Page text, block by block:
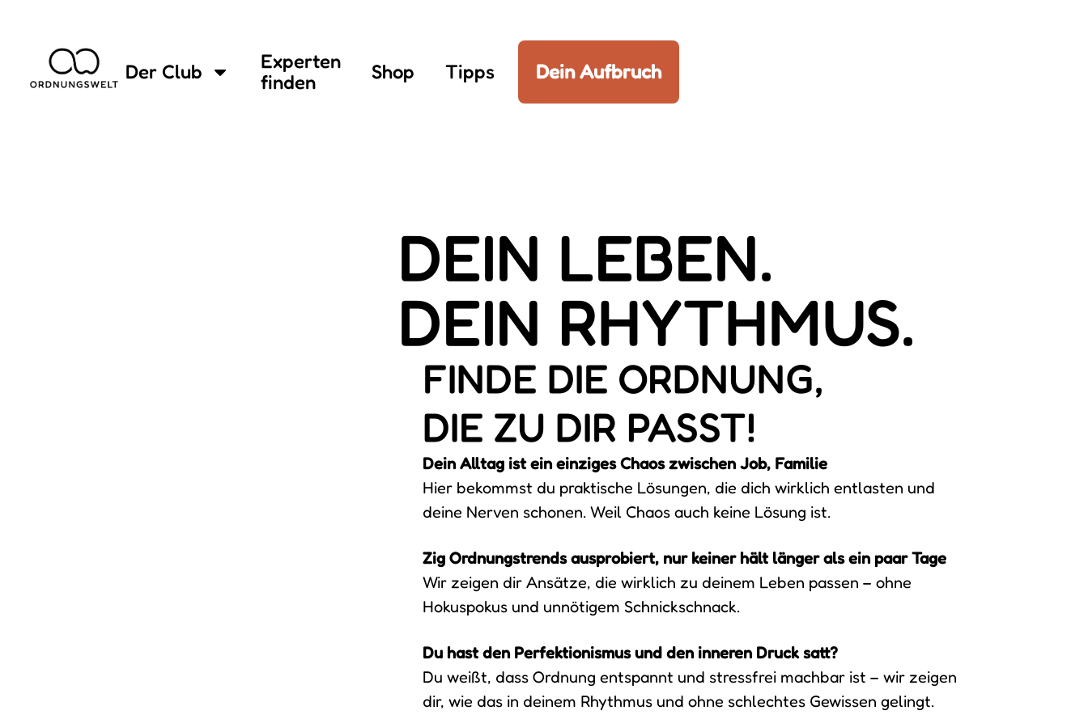
Der Club
Experten
finden
Shop Tipps Dein Aufbruch
DEIN LEBEN.
DEIN RHYTHMUS.
FINDE DIE ORDNUNG,
DIE ZU DIR PASST!
Dein Alltag ist ein einziges Chaos zwischen Job, Familie
Hier bekommst du praktische Lösungen, die dich wirklich entlasten und
deine Nerven schonen. Weil Chaos auch keine Lösung ist.
Zig Ordnungstrends ausprobiert, nur keiner hält länger als ein paar Tage
Wir zeigen dir Ansätze, die wirklich zu deinem Leben passen – ohne
Hokuspokus und unnötigem Schnickschnack.
Du hast den Perfektionismus und den inneren Druck satt?
Du weißt, dass Ordnung entspannt und stressfrei machbar ist – wir zeigen
dir, wie das in deinem Rhythmus und ohne schlechtes Gewissen gelingt.